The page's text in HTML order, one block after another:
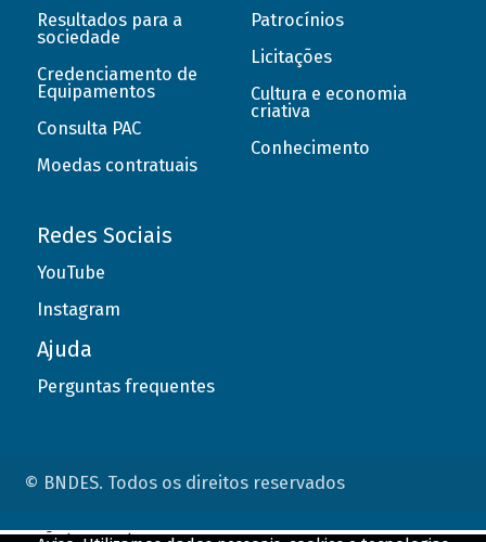
Resultados para a
sociedade
Credenciamento de
Equipamentos
Consulta PAC
Moedas contratuais
Patrocínios
Licitações
Cultura e economia
criativa
Conhecimento
Redes Sociais
YouTube
Instagram
Ajuda
Perguntas frequentes
© BNDES. Todos os direitos reservados